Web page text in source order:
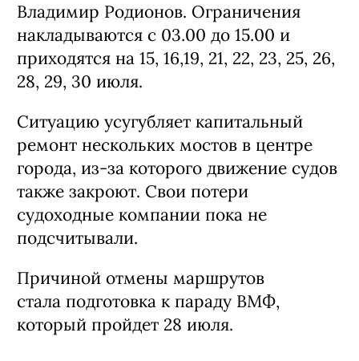
Владимир Родионов. Ограничения
накладываются с 03.00 до 15.00 и
приходятся на 15, 16,19, 21, 22, 23, 25, 26,
28, 29, 30 июля.
Ситуацию усугубляет капитальный
ремонт нескольких мостов в центре
города, из-за которого движение судов
также закроют. Свои потери
судоходные компании пока не
подсчитывали.
Причиной отмены маршрутов
стала подготовка к параду ВМФ,
который пройдет 28 июля.